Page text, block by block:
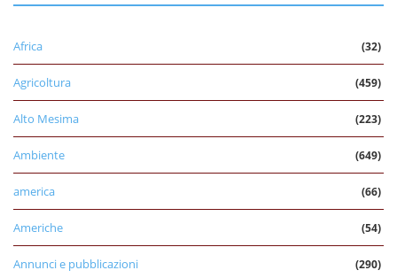
Africa (32)
Agricoltura (459)
Alto Mesima (223)
Ambiente (649)
america (66)
Americhe (54)
Annunci e pubblicazioni (290)